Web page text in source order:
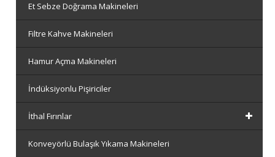
Et Sebze Doğrama Makineleri
Filtre Kahve Makineleri
Hamur Açma Makineleri
İndüksiyonlu Pişiriciler
İthal Fırınlar
Konveyörlü Bulaşık Yıkama Makineleri